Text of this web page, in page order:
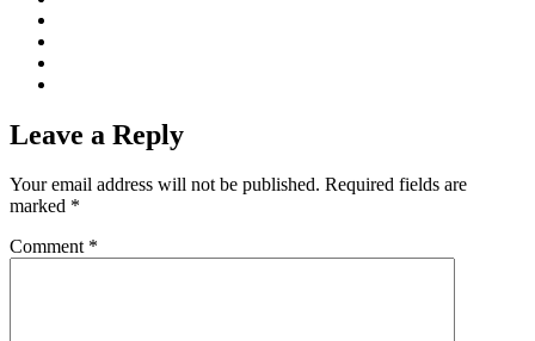
Leave a Reply
Your email address will not be published. Required fields are
marked *
Comment *